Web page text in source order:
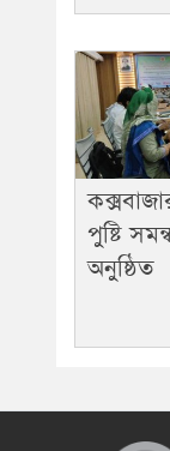
পুষ্টি
অনুষ্ঠিত